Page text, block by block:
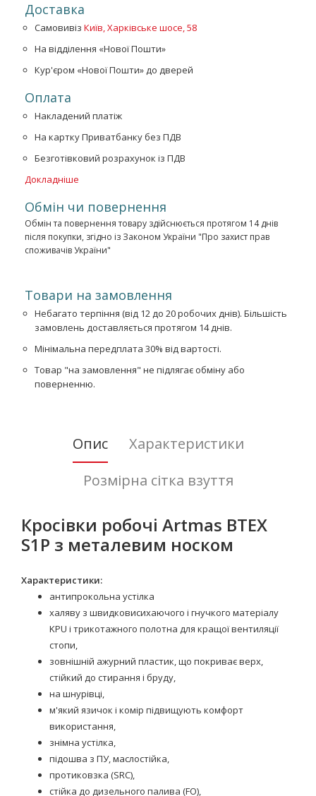
Доставка
Самовивіз Київ, Харківське шосе, 58
На відділення «Нової Пошти»
Кур'єром «Нової Пошти» до дверей
Оплата
Накладений платіж
На картку Приватбанку без ПДВ
Безготівковий розрахунок із ПДВ
Докладніше
Обмін чи повернення
Обмін та повернення товару здійснюється протягом 14 днів
після покупки, згідно із Законом України "Про захист прав
споживачів України"
Товари на замовлення
Небагато терпіння (від 12 до 20 робочих днів). Більшість
замовлень доставляється протягом 14 днів.
Мінімальна передплата 30% від вартості.
Товар "на замовлення" не підлягає обміну або
поверненню.
Опис
Характеристики
Розмірна сітка взуття
Кросівки робочі Artmas BTEX
S1P з металевим носком
Характеристики:
антипрокольна устілка
халяву з швидковисихаючого і гнучкого матеріалу
KPU і трикотажного полотна для кращої вентиляції
стопи,
зовнішній ажурний пластик, що покриває верх,
стійкий до стирання і бруду,
на шнурівці,
м'який язичок і комір підвищують комфорт
використання,
знімна устілка,
підошва з ПУ, маслостійка,
протиковзка (SRC),
стійка до дизельного палива (FO),